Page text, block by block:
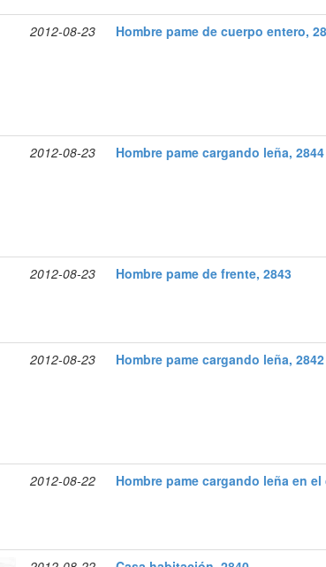
2012-08-23 Hombre pame de cuerpo entero,
2012-08-23 Hombre pame cargando leña, 2844
2012-08-23 Hombre pame de frente, 2843
2012-08-23 Hombre pame cargando leña, 2842
2012-08-22 Hombre pame cargando leña en el